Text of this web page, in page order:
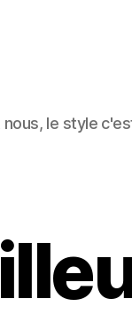
le style